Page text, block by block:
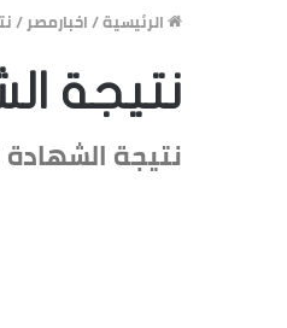
الرئيسية/اخبارمصر/
نتيجة
نتيجة الشهادة